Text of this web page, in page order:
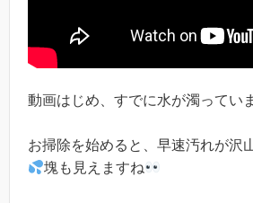
動画はじめ、すでに水が濁ってい
お掃除を始めると、早速汚れが沢
塊も見えますね